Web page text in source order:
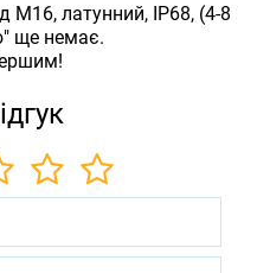
М16, латунний, IP68, (4-8
ще немає.